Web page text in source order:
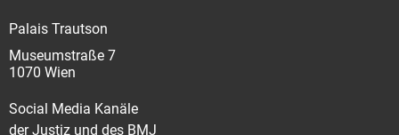
Palais Trautson
Museumstraße 7
1070 Wien
Social Media Kanäle
der Justiz und des BMJ